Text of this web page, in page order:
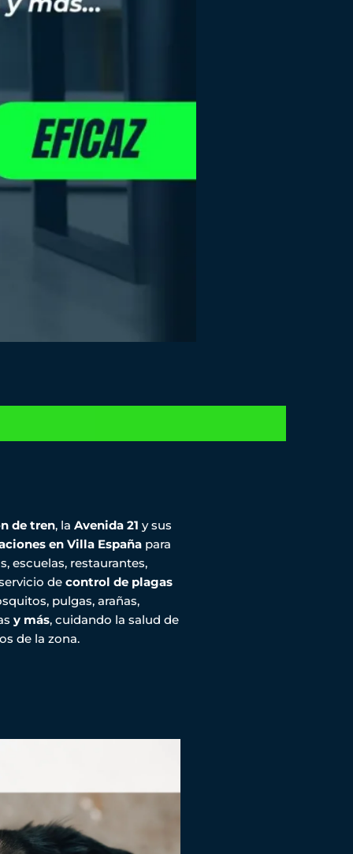
de tren, la Avenida 21 y sus
en Villa España para
escuelas, restaurantes,
de control de plagas
pulgas, arañas,
y más, cuidando la salud de
de la zona.